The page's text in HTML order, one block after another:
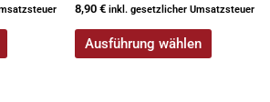
8,90 € inkl. gesetzlicher Umsatzsteuer
Ausführung wählen